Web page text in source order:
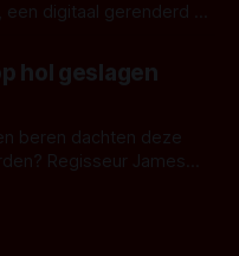
digitaal gerenderd en
onheilspellends,
Groen met ieder woord
hol geslagen
beren dachten deze
Regisseur James